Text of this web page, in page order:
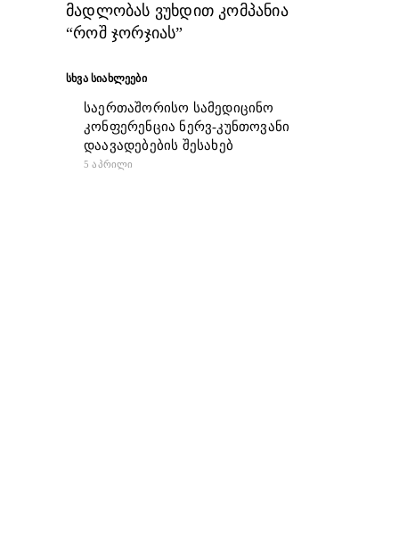
მადლობას ვუხდით კომპანია
“როშ ჯორჯიას”
ᲡᲮᲕᲐ ᲡᲘᲐᲮᲚᲔᲔᲑᲘ
საერთაშორისო სამედიცინო
კონფერენცია ნერვ-კუნთოვანი
დაავადებების შესახებ
5 ᲐᲞᲠᲘᲚᲘ